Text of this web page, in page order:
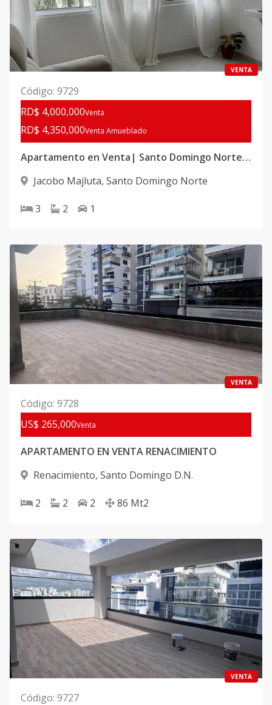
VENTA
Código: 9729
RD$ 4,000,000Venta
RD$ 4,350,000Venta Amueblado
Apartamento en Venta| Santo Domingo Norte, Av. Jacobo Majluta.
Jacobo Majluta, Santo Domingo Norte
3 2 1
VENTA
Código: 9728
US$ 265,000Venta
APARTAMENTO EN VENTA RENACIMIENTO
Renacimiento, Santo Domingo D.N.
2 2 2 86 Mt2
VENTA
Código: 9727